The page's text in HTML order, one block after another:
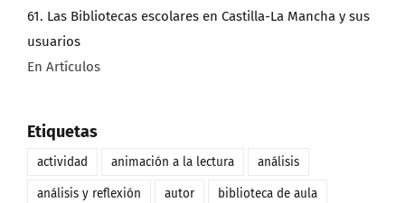
61. Las Bibliotecas escolares en Castilla-La Mancha y sus
usuarios
En Artículos
Etiquetas
actividad animación a la lectura análisis
análisis y reflexión autor biblioteca de aula